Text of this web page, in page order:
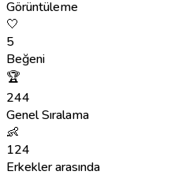
Görüntüleme
🤍
5
Beğeni
🏆
244
Genel Sıralama
👶
124
Erkekler arasında